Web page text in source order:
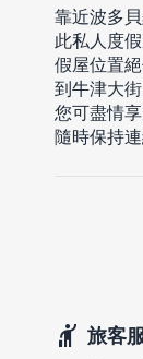
靠近波多
此私人度
假屋位置
到牛津大街
您可盡情
隨時保持
旅客